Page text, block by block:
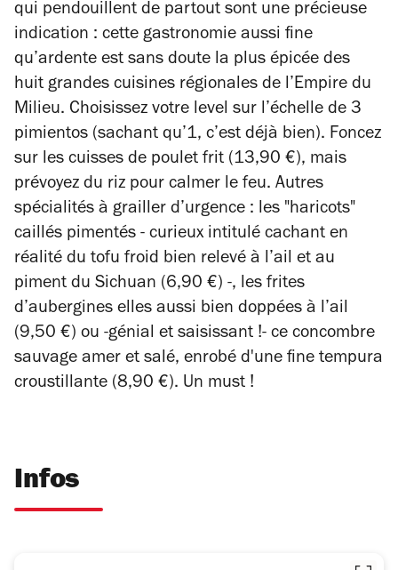
qui pendouillent de partout sont une précieuse
indication : cette gastronomie aussi fine
qu’ardente est sans doute la plus épicée des
huit grandes cuisines régionales de l’Empire du
Milieu. Choisissez votre level sur l’échelle de 3
pimientos (sachant qu’1, c’est déjà bien). Foncez
sur les cuisses de poulet frit (13,90 €), mais
prévoyez du riz pour calmer le feu. Autres
spécialités à grailler d’urgence : les "haricots"
caillés pimentés - curieux intitulé cachant en
réalité du tofu froid bien relevé à l’ail et au
piment du Sichuan (6,90 €) -, les frites
d’aubergines elles aussi bien doppées à l’ail
(9,50 €) ou -génial et saisissant !- ce concombre
sauvage amer et salé, enrobé d'une fine tempura
croustillante (8,90 €). Un must !
Infos